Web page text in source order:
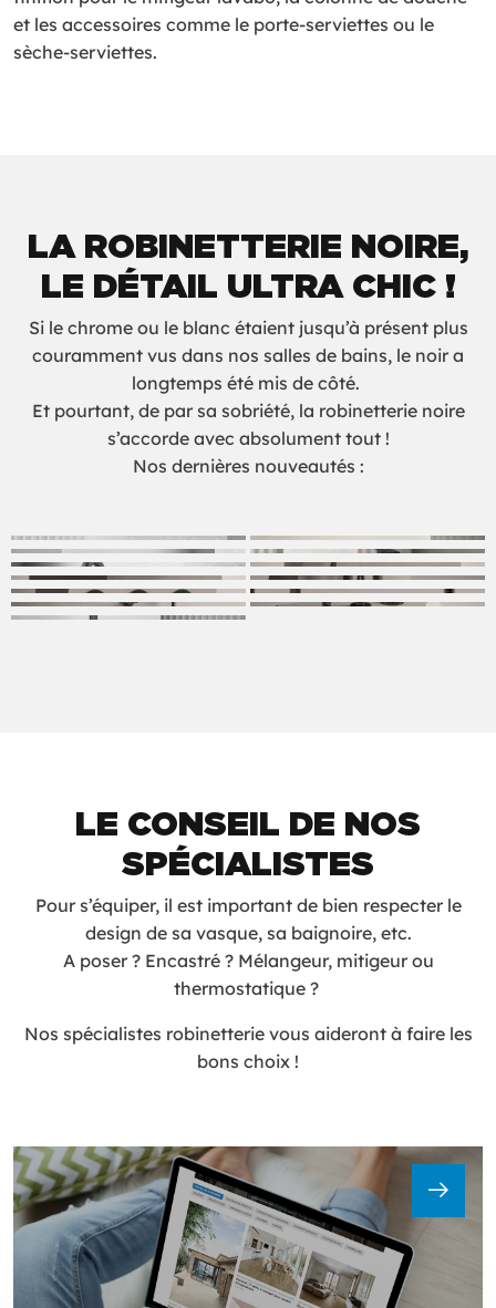
et les accessoires comme le porte-serviettes ou le
sèche-serviettes.
LA ROBINETTERIE NOIRE,
LE DÉTAIL ULTRA CHIC !
Si le chrome ou le blanc étaient jusqu’à présent plus
couramment vus dans nos salles de bains, le noir a
longtemps été mis de côté.
Et pourtant, de par sa sobriété, la robinetterie noire
s’accorde avec absolument tout !
Nos dernières nouveautés :
LE CONSEIL DE NOS
SPÉCIALISTES
Pour s’équiper, il est important de bien respecter le
design de sa vasque, sa baignoire, etc.
A poser ? Encastré ? Mélangeur, mitigeur ou
thermostatique ?
Nos spécialistes robinetterie vous aideront à faire les
bons choix !